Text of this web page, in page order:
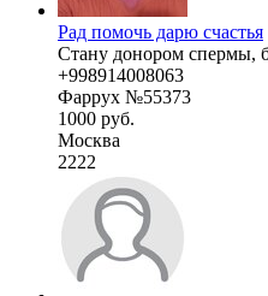
Рад помочь дарю счастья
Стану донором спермы,
+998914008063
Фаррух №55373
1000 руб.
Москва
2222